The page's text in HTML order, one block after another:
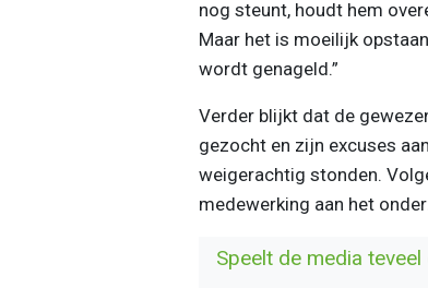
nog steunt, houdt hem
Maar het is moeilijk
wordt genageld.”
Verder blijkt dat de
gezocht en zijn excuses
weigerachtig stonden.
medewerking aan het
Speelt de media